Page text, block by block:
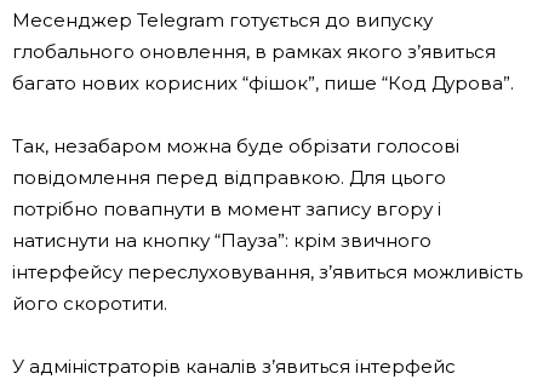
Месенджер Telegram готується до випуску
глобального оновлення, в рамках якого з’явиться
багато нових корисних “фішок”, пише “Код Дурова”.
Так, незабаром можна буде обрізати голосові
повідомлення перед відправкою. Для цього
потрібно повапнути в момент запису вгору і
натиснути на кнопку “Пауза”: крім звичного
інтерфейсу переслуховування, з’явиться можливість
його скоротити.
У адміністраторів каналів з’явиться інтерфейс